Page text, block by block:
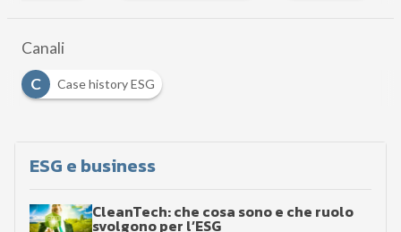
Canali
C
Case history ESG
ESG e business
CleanTech: che cosa sono e che ruolo
svolgono per l’ESG